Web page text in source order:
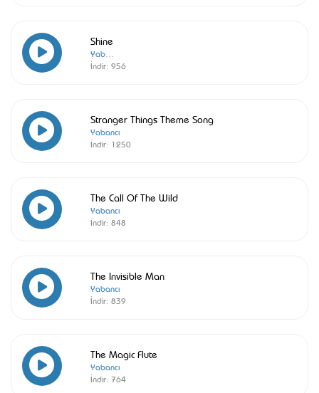
Shine
İndir: 956
Stranger Things Theme Song
Yabancı
İndir: 1250
The Call Of The Wild
Yabancı
İndir: 848
The Invisible Man
Yabancı
İndir: 839
The Magic Flute
Yabancı
İndir: 764